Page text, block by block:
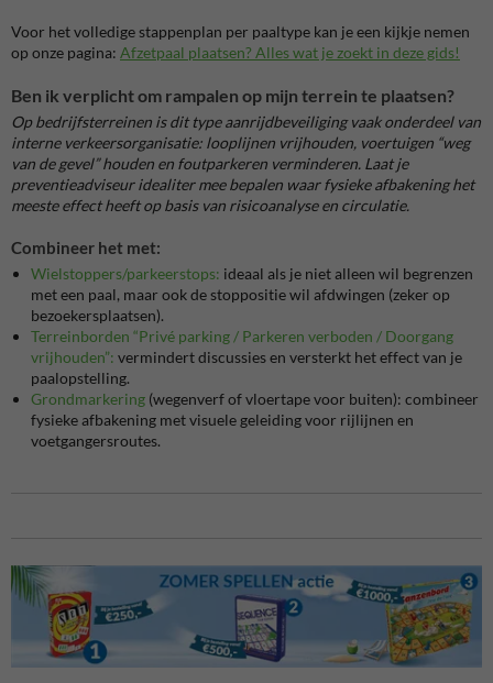
Voor het volledige stappenplan per paaltype kan je een kijkje nemen
op onze pagina: Afzetpaal plaatsen? Alles wat je zoekt in deze gids!
Ben ik verplicht om rampalen op mijn terrein te plaatsen?
Op bedrijfsterreinen is dit type aanrijdbeveiliging vaak onderdeel van
interne verkeersorganisatie: looplijnen vrijhouden, voertuigen “weg
van de gevel” houden en foutparkeren verminderen. Laat je
preventieadviseur idealiter mee bepalen waar fysieke afbakening het
meeste effect heeft op basis van risicoanalyse en circulatie.
Combineer het met:
Wielstoppers/parkeerstops: ideaal als je niet alleen wil begrenzen
met een paal, maar ook de stoppositie wil afdwingen (zeker op
bezoekersplaatsen).
Terreinborden “Privé parking / Parkeren verboden / Doorgang
vrijhouden”: vermindert discussies en versterkt het effect van je
paalopstelling.
Grondmarkering (wegenverf of vloertape voor buiten): combineer
fysieke afbakening met visuele geleiding voor rijlijnen en
voetgangersroutes.